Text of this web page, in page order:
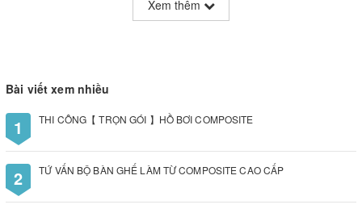
đã làm được như những chú ốc sên trong truyện. Từ đó, hình ảnh
ốc sên vừa có tính giải trí, vừa có tính nhắc nhở, giáo dục mỗi
sản xuất ra
mô hình composite ốc sên đẹp
vàcung cấp mô hình composite theo yêu yêu cầu rẻ nhất tại
Hà Nộicho người tiêu dùng thông thái.
Xem thêm
Bài viết xem nhiều
1 THI CÔNG【 TRỌN GÓI 】HỒ BƠI COMPOSITE
2 TỨ VẤN BỘ BÀN GHẾ LÀM TỪ COMPOSITE CAO CẤP